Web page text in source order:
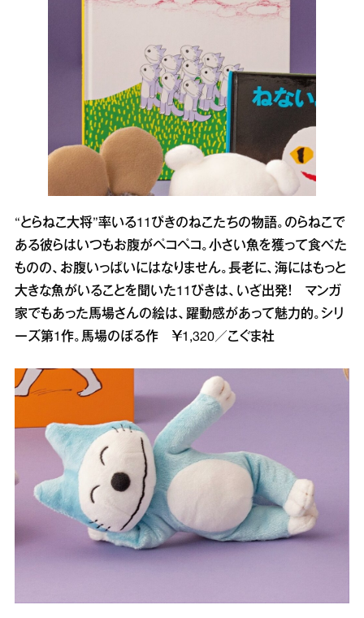
“とらねこ大将”率いる11ぴきのねこたちの物語。のらねこで
ある彼らはいつもお腹がペコペコ。小さい魚を獲って食べた
ものの、お腹いっぱいにはなりません。長老に、海にはもっと
大きな魚がいることを聞いた11ぴきは、いざ出発！ マンガ
家でもあった馬場さんの絵は、躍動感があって魅力的。シリ
ーズ第1作。馬場のぼる作 ￥1,320／こぐま社